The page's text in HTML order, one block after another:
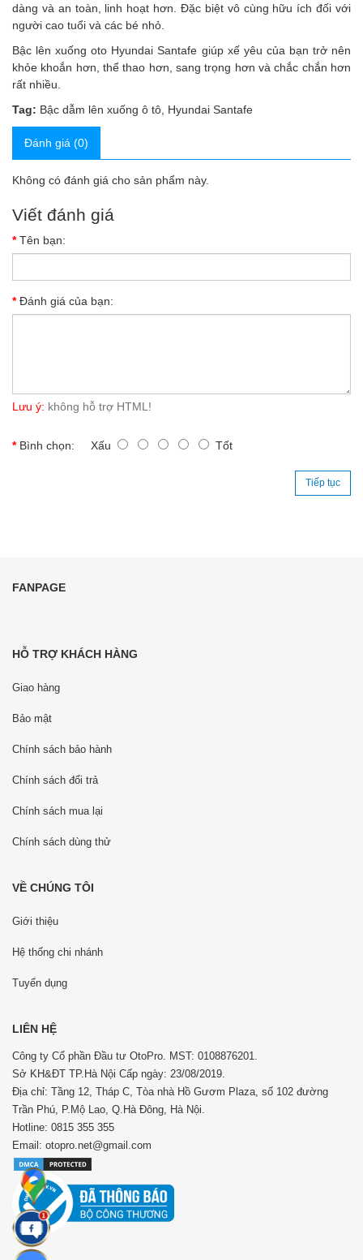
dàng và an toàn, linh hoạt hơn. Đặc biệt vô cùng hữu ích đối với
người cao tuổi và các bé nhỏ.
Bậc lên xuống oto Hyundai Santafe giúp xế yêu của bạn trở nên
khỏe khoắn hơn, thể thao hơn, sang trọng hơn và chắc chắn hơn
rất nhiều.
Tag: Bậc dẫm lên xuống ô tô Hyundai Santafe
Đánh giá (0)
Không có đánh giá cho sản phẩm này.
Viết đánh giá
Tên bạn:
Đánh giá của bạn:
Lưu ý: không hỗ trợ HTML!
Bình chọn: Xấu Tốt
Tiếp tục
FANPAGE
HỖ TRỢ KHÁCH HÀNG
Giao hàng
Bảo mật
Chính sách bảo hành
Chính sách đổi trả
Chính sách mua lại
Chính sách dùng thử
VỀ CHÚNG TÔI
Giới thiệu
Hệ thống chi nhánh
Tuyển dụng
LIÊN HỆ
Công ty Cổ phần Đầu tư OtoPro. MST: 0108876201.
Sở KH&ĐT TP.Hà Nội Cấp ngày: 23/08/2019.
Địa chỉ: Tầng 12, Tháp C, Tòa nhà Hồ Gươm Plaza, số 102 đường
Trần Phú, P.Mộ Lao, Q.Hà Đông, Hà Nội.
Hotline: 0815 355 355
Email: otopro.net@gmail.com